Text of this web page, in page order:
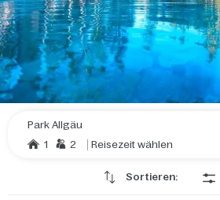
Park Allgäu
1
2 Reisezeit wählen
Sortieren: